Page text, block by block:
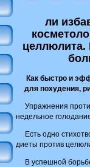
ли
Как быстро и
для похудения,
Упражнения
недельное
Есть одно
диеты против
В успешной